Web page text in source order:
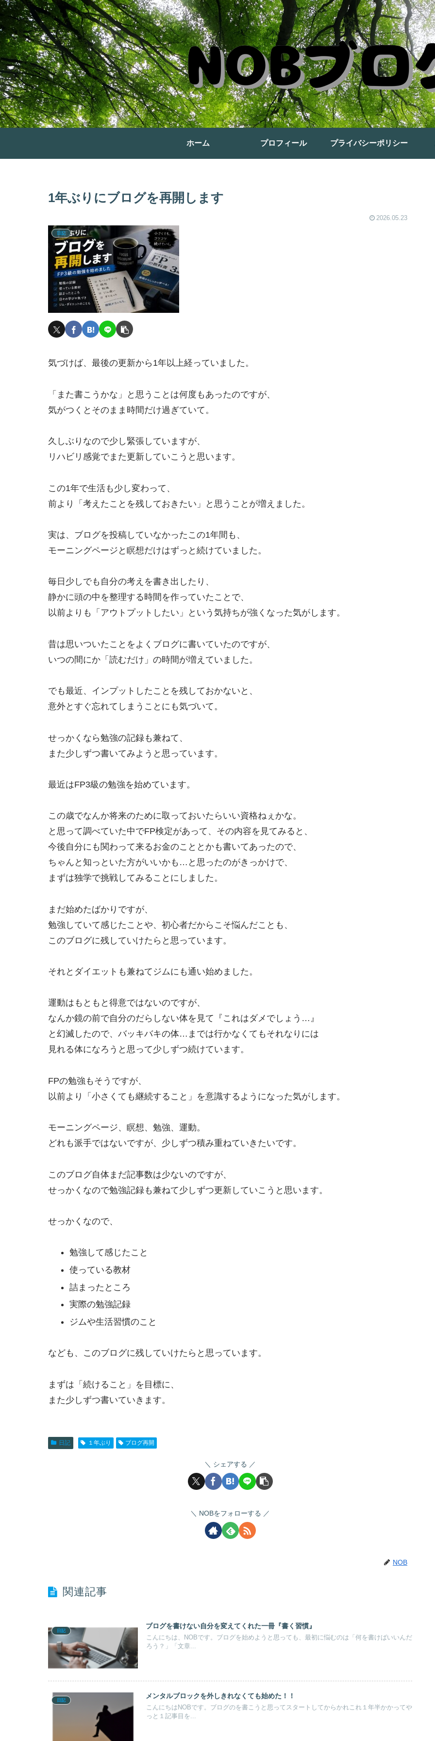
ホーム プロフィール プライバシーポリシー
1年ぶりにブログを再開します
2026.05.23
日記
気づけば、最後の更新から1年以上経っていました。
「また書こうかな」と思うことは何度もあったのですが、
気がつくとそのまま時間だけ過ぎていて。
久しぶりなので少し緊張していますが、
リハビリ感覚でまた更新していこうと思います。
この1年で生活も少し変わって、
前より「考えたことを残しておきたい」と思うことが増えました。
実は、ブログを投稿していなかったこの1年間も、
モーニングページと瞑想だけはずっと続けていました。
毎日少しでも自分の考えを書き出したり、
静かに頭の中を整理する時間を作っていたことで、
以前よりも「アウトプットしたい」という気持ちが強くなった気がします。
昔は思いついたことをよくブログに書いていたのですが、
いつの間にか「読むだけ」の時間が増えていました。
でも最近、インプットしたことを残しておかないと、
意外とすぐ忘れてしまうことにも気づいて。
せっかくなら勉強の記録も兼ねて、
また少しずつ書いてみようと思っています。
最近はFP3級の勉強を始めています。
この歳でなんか将来のために取っておいたらいい資格ねぇかな。
と思って調べていた中でFP検定があって、その内容を見てみると、
今後自分にも関わって来るお金のこととかも書いてあったので、
ちゃんと知っといた方がいいかも…と思ったのがきっかけで、
まずは独学で挑戦してみることにしました。
まだ始めたばかりですが、
勉強していて感じたことや、初心者だからこそ悩んだことも、
このブログに残していけたらと思っています。
それとダイエットも兼ねてジムにも通い始めました。
運動はもともと得意ではないのですが、
なんか鏡の前で自分のだらしない体を見て『これはダメでしょう…』
と幻滅したので、バッキバキの体…までは行かなくてもそれなりには
見れる体になろうと思って少しずつ続けています。
FPの勉強もそうですが、
以前より「小さくても継続すること」を意識するようになった気がします。
モーニングページ、瞑想、勉強、運動。
どれも派手ではないですが、少しずつ積み重ねていきたいです。
このブログ自体まだ記事数は少ないのですが、
せっかくなので勉強記録も兼ねて少しずつ更新していこうと思います。
せっかくなので、
勉強して感じたこと
使っている教材
詰まったところ
実際の勉強記録
ジムや生活習慣のこと
なども、このブログに残していけたらと思っています。
まずは「続けること」を目標に、
また少しずつ書いていきます。
日記 １年ぶり ブログ再開
シェアする
NOBをフォローする
NOB
関連記事
日記
ブログを書けない自分を変えてくれた一冊『書く習慣』
こんにちは、NOBです。ブログを始めようと思っても、最初に悩むのは「何を書けばいいんだ
ろう？」「文章...
日記
メンタルブロックを外しきれなくても始めた！！
こんにちはNOBです。ブログのを書こうと思ってスタートしてからかれこれ１年半かかってや
っと１記事目を...